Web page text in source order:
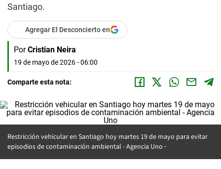
Santiago.
Agregar El Desconcierto en
Por Cristian Neira
19 de mayo de 2026 - 06:00
Comparte esta nota:
Restricción vehicular en Santiago hoy martes 19 de mayo para evitar
episodios de contaminación ambiental - Agencia Uno